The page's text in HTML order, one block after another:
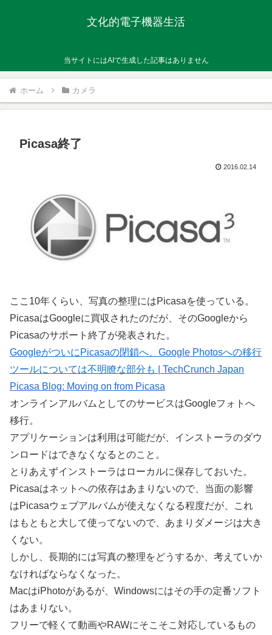
文化的電子機器生活
当サイトにはAIで生成した記事はありません
ホーム カメラ
Picasa終了
2016.02.14
ここ10年くらい、写真の整理にはPicasaを使っている。
PicasaはGoogleに買収されたのだが、そのGoogleから
Picasaのサポート終了が発表された。
GoogleがついにPicasaの閉鎖へ、Google Photosへの移行
ツールについては不明瞭な部分も | TechCrunch Japan
Picasa Blog: Moving on from Picasa
オンラインアルバムとしてのサービスはGoogleフォトへ
移行。
アプリケーションは利用は可能だが、インストーラのダウ
ンロードはできなくなるとのこと。
とりあえずインストーラはローカルに保存しておいた。
Picasaはネットへの依存はあまりないので、当面の影響
はPicasaウェブアルバムが使えなくなる程度だが、これ
はもともと大して使ってないので、あまりダメージは大き
くない。
しかし、長期的には写真の整理をどうするか、考えていか
なければならなくなった。
MacはiPhotoがあるが、Windowsにはその手の定番ソフト
はあまりない。
フリーで軽くて動画やRAWにそこそこ対応しているもの